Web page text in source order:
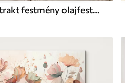
Képek Absztrakt festmény olajfestmény stílusban